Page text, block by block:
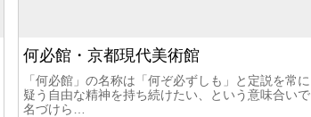
何必館・京都現代美術館
「何必館」の名称は「何ぞ必ずしも」と定説を常に
疑う自由な精神を持ち続けたい、という意味合いで
名づけら…